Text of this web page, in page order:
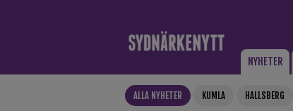
NYHETER
ALLA NYHETER KUMLA HALLSBERG